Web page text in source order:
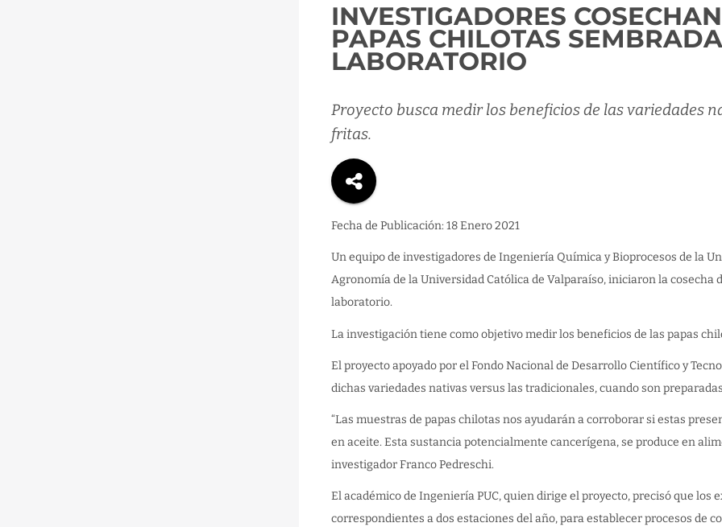
INVESTIGADORES
PAPAS CHILOTAS
LABORATORIO
Proyecto busca medir los beneficios de las variedades
fritas.
Fecha de Publicación: 18 Enero 2021
Un equipo de investigadores de Ingeniería Química y Bioprocesos de la
Agronomía de la Universidad Católica de Valparaíso, iniciaron la
laboratorio.
La investigación tiene como objetivo medir los beneficios de las papas
El proyecto apoyado por el Fondo Nacional de Desarrollo Científico y
dichas variedades nativas versus las tradicionales, cuando son
“Las muestras de papas chilotas nos ayudarán a corroborar si estas
en aceite. Esta sustancia potencialmente cancerígena, se produce en
investigador Franco Pedreschi.
El académico de Ingeniería PUC, quien dirige el proyecto, precisó que
correspondientes a dos estaciones del año, para establecer procesos de